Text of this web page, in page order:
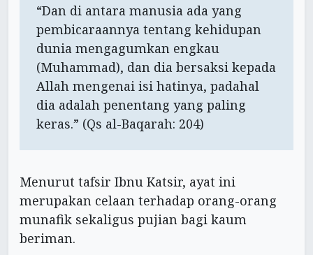
“Dan di antara manusia ada yang
pembicaraannya tentang kehidupan
dunia mengagumkan engkau
(Muhammad), dan dia bersaksi kepada
Allah mengenai isi hatinya, padahal
dia adalah penentang yang paling
keras.” (Qs al-Baqarah: 204)
Menurut tafsir Ibnu Katsir, ayat ini
merupakan celaan terhadap orang-orang
munafik sekaligus pujian bagi kaum
beriman.